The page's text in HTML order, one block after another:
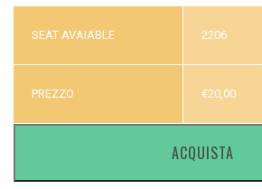
SEAT AVAIABLE 2206
PREZZO €20,00
ACQUISTA